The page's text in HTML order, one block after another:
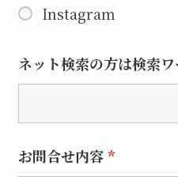
Instagram
ネット検索の方は検索ワ
お問合せ内容 *